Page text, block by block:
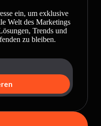
ein, um exklusive
Welt des Marketings
Trends und
zu bleiben.